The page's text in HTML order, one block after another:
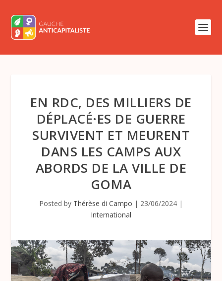
EN RDC, DES MILLIERS DE
DÉPLACÉ·ES DE GUERRE
SURVIVENT ET MEURENT
DANS LES CAMPS AUX
ABORDS DE LA VILLE DE
GOMA
Posted by Thérèse di Campo | 23/06/2024 |
International